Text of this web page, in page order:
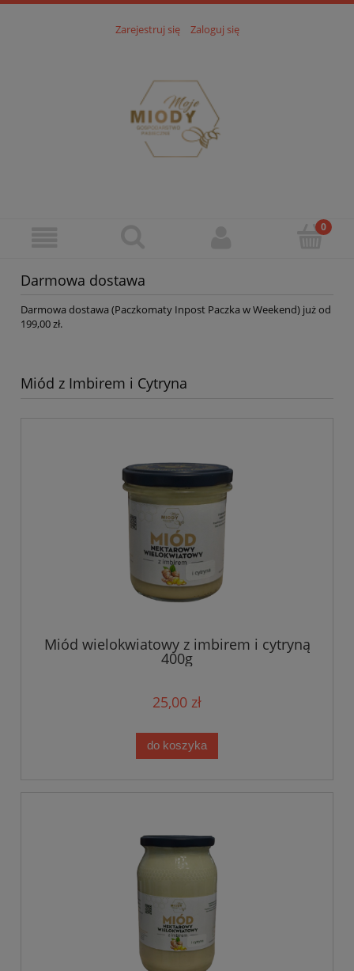
Zarejestruj się Zaloguj się
Darmowa dostawa
Darmowa dostawa (Paczkomaty Inpost Paczka w Weekend) już od
199,00 zł.
Miód z Imbirem i Cytryna
Miód wielokwiatowy z imbirem i cytryną
400g
25,00 zł
do koszyka